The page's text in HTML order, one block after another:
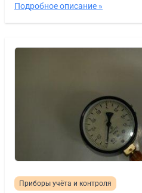
Подробное описание »
Приборы учёта и контроля